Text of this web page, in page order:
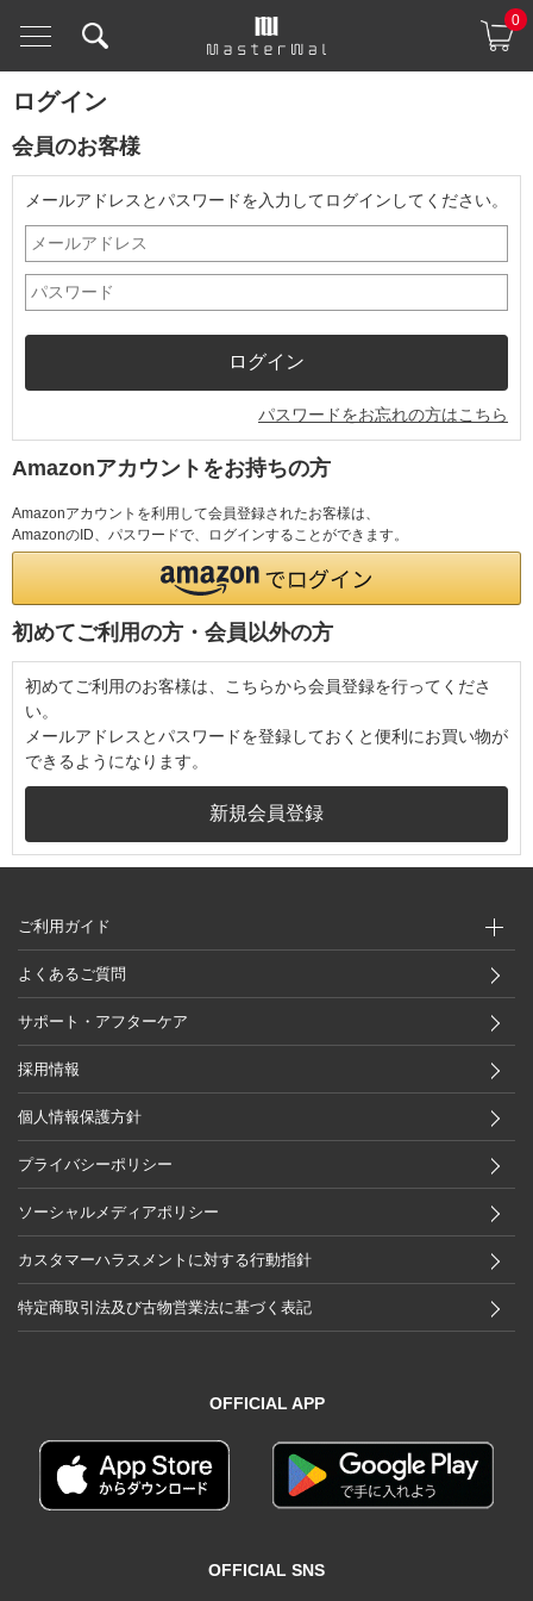
0
ログイン
会員のお客様
メールアドレスとパスワードを入力してログインしてください。
パスワードをお忘れの方はこちら
Amazonアカウントをお持ちの方
Amazonアカウントを利用して会員登録されたお客様は、
AmazonのID、パスワードで、ログインすることができます。
初めてご利用の方・会員以外の方
初めてご利用のお客様は、こちらから会員登録を行ってくださ
い。
メールアドレスとパスワードを登録しておくと便利にお買い物が
できるようになります。
ご利用ガイド
よくあるご質問
サポート・アフターケア
採用情報
個人情報保護方針
プライバシーポリシー
ソーシャルメディアポリシー
カスタマーハラスメントに対する行動指針
特定商取引法及び古物営業法に基づく表記
OFFICIAL APP
OFFICIAL SNS